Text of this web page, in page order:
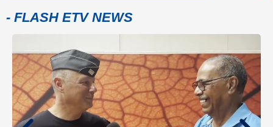
- FLASH ETV NEWS